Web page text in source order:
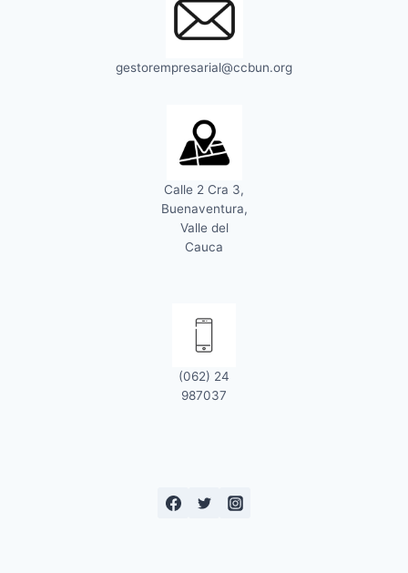
gestorempresarial@ccbun.org
Calle 2 Cra 3,
Buenaventura,
Valle del
Cauca
(062) 24
987037